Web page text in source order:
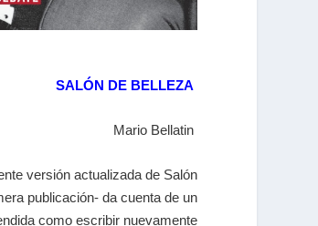
SALÓN DE BELLEZA
Mario Bellatin
versión actualizada de Salón
publicación- da cuenta de un
como escribir nuevamente